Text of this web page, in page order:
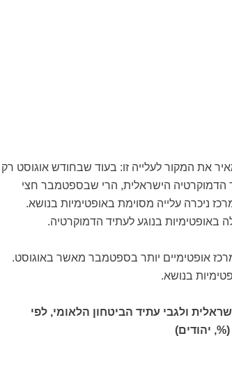
את המקור לעלייה זו: בעוד שבחודש אוגוסט רק
הדמוקרטיה הישראלית, הרי שבספטמבר חצי
ניכרה עלייה מסוימת באופטימיות בנושא.
באופטימיות בנוגע לעתיד הדמוקרטיה.
אופטימיים יותר בספטמבר מאשר באוגוסט.
בנושא.
ולגבי עתיד הביטחון הלאומי, לפי